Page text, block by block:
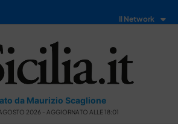
Il Network
da Maurizio Scaglione
2026 - AGGIORNATO ALLE 18:01